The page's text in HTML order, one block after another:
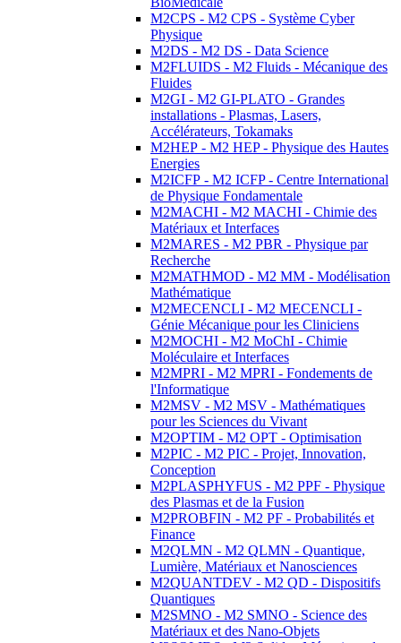
M2CPS - M2 CPS - Système Cyber
Physique
M2DS - M2 DS - Data Science
M2FLUIDS - M2 Fluids - Mécanique des
Fluides
M2GI - M2 GI-PLATO - Grandes
installations - Plasmas, Lasers,
Accélérateurs, Tokamaks
M2HEP - M2 HEP - Physique des Hautes
Energies
M2ICFP - M2 ICFP - Centre International
de Physique Fondamentale
M2MACHI - M2 MACHI - Chimie des
Matériaux et Interfaces
M2MARES - M2 PBR - Physique par
Recherche
M2MATHMOD - M2 MM - Modélisation
Mathématique
M2MECENCLI - M2 MECENCLI -
Génie Mécanique pour les Cliniciens
M2MOCHI - M2 MoChI - Chimie
Moléculaire et Interfaces
M2MPRI - M2 MPRI - Fondements de
l'Informatique
M2MSV - M2 MSV - Mathématiques
pour les Sciences du Vivant
M2OPTIM - M2 OPT - Optimisation
M2PIC - M2 PIC - Projet, Innovation,
Conception
M2PLASPHYFUS - M2 PPF - Physique
des Plasmas et de la Fusion
M2PROBFIN - M2 PF - Probabilités et
Finance
M2QLMN - M2 QLMN - Quantique,
Lumière, Matériaux et Nanosciences
M2QUANTDEV - M2 QD - Dispositifs
Quantiques
M2SMNO - M2 SMNO - Science des
Matériaux et des Nano-Objets